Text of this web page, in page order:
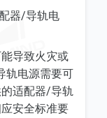
器/导轨电
导致火灾或
轨电源需要可
适配器/导轨
安全标准要